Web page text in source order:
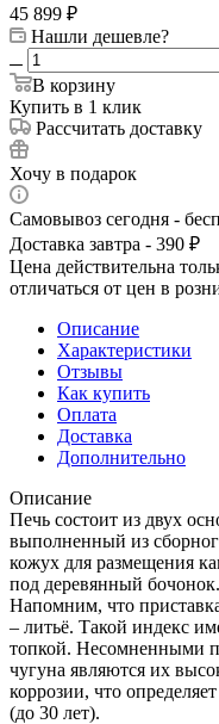
45 899 ₽
Нашли дешевле?
В корзину
Купить в 1 клик
Рассчитать доставку
Хочу в подарок
Самовывоз сегодня -
Доставка завтра - 390 ₽
Цена действительна
отличаться от цен в
Описание
Характеристики
Отзывы
Как купить
Оплата
Доставка
Дополнительно
Описание
Печь состоит из двух
выполненный из
кожух для размещения
под деревянный бочонок.
Напомним, что
– литьё. Такой индекс
топкой. Несомненными
чугуна являются их
коррозии, что
(до 30 лет).